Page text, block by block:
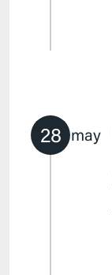
28 may